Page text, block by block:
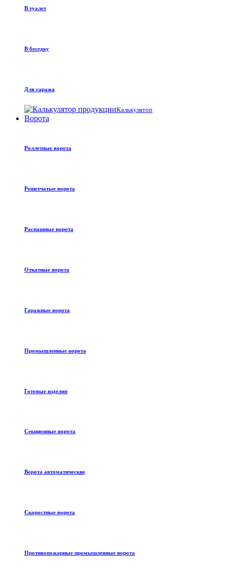
В туалет
В беседку
Для гаража
Калькулятор
Ворота
Роллетные ворота
Решетчатые ворота
Распашные ворота
Откатные ворота
Гаражные ворота
Промышленные ворота
Готовые изделия
Секционные ворота
Ворота автоматические
Скоростные ворота
Противопожарные промышленные ворота